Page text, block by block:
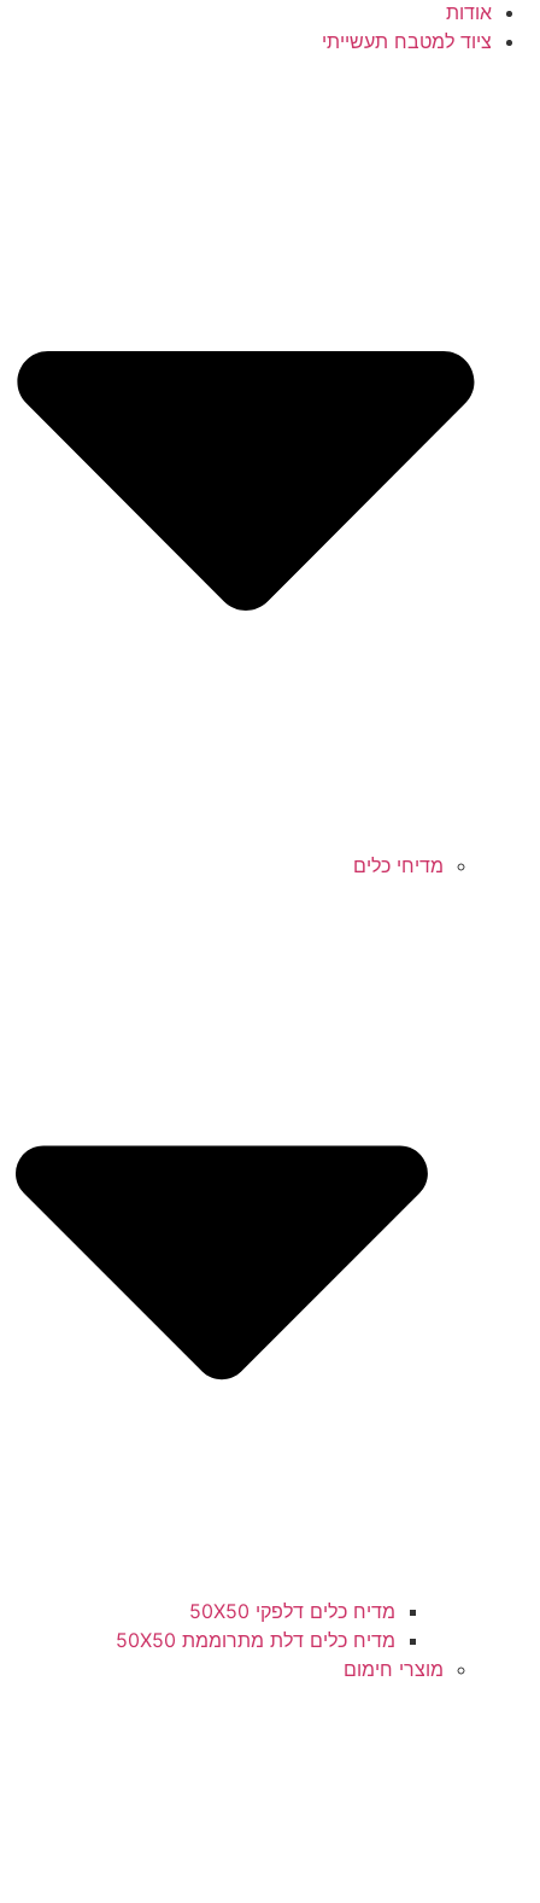
אודות
ציוד למטבח תעשייתי
מדיחי כלים
מדיח כלים דלפקי 50X50
מדיח כלים דלת מתרוממת 50X50
מוצרי חימום